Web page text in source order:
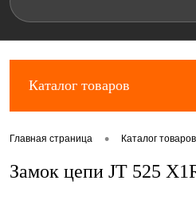
Каталог товаров
Главная страница • Каталог товаров
Замок цепи JT 525